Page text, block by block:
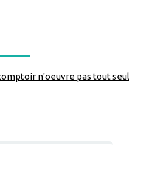
n'oeuvre pas tout seul